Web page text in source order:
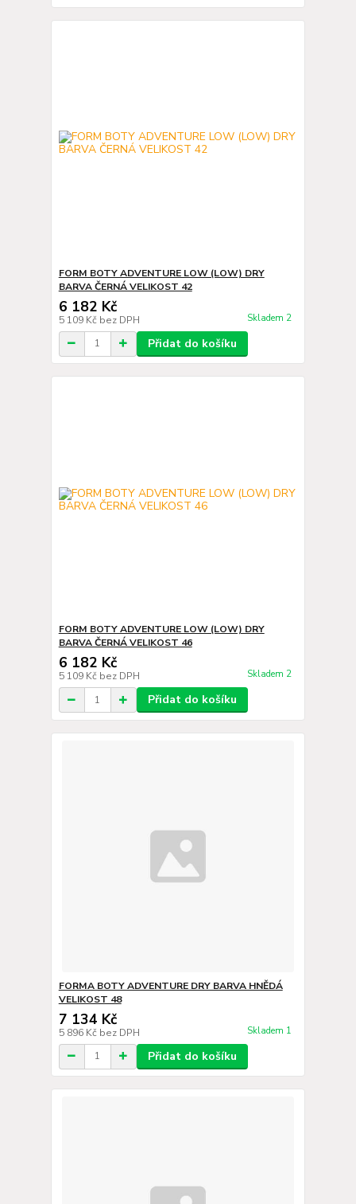
FORM BOTY ADVENTURE LOW (LOW) DRY
BARVA ČERNÁ VELIKOST 42
6 182 Kč
5 109 Kč bez DPH Skladem 2
Přidat do košíku
FORM BOTY ADVENTURE LOW (LOW) DRY
BARVA ČERNÁ VELIKOST 46
6 182 Kč
5 109 Kč bez DPH Skladem 2
Přidat do košíku
FORMA BOTY ADVENTURE DRY BARVA HNĚDÁ
VELIKOST 48
7 134 Kč
5 896 Kč bez DPH Skladem 1
Přidat do košíku